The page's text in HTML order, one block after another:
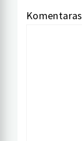
Komentaras